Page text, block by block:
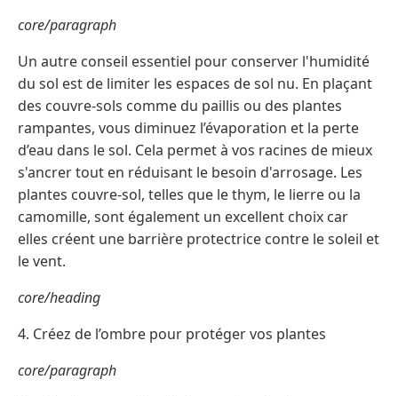
core/paragraph
Un autre conseil essentiel pour conserver l'humidité
du sol est de limiter les espaces de sol nu. En plaçant
des couvre-sols comme du paillis ou des plantes
rampantes, vous diminuez l’évaporation et la perte
d’eau dans le sol. Cela permet à vos racines de mieux
s'ancrer tout en réduisant le besoin d'arrosage. Les
plantes couvre-sol, telles que le thym, le lierre ou la
camomille, sont également un excellent choix car
elles créent une barrière protectrice contre le soleil et
le vent.
core/heading
4. Créez de l’ombre pour protéger vos plantes
core/paragraph